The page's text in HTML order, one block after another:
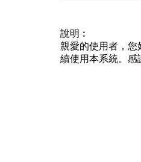
說明︰
親愛的使用者，
續使用本系統。感